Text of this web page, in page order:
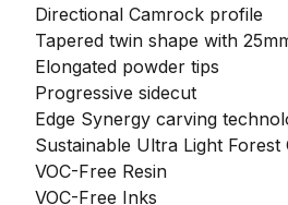
Directional Camrock profile
Tapered twin shape with
Elongated powder tips
Progressive sidecut
Edge Synergy carving
Sustainable Ultra Light Forest
VOC-Free Resin
VOC-Free Inks